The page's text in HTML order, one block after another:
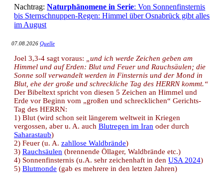
Nachtrag:Naturphänomene in Serie: Von Sonnenfinsternis
bis Sternschnuppen-Regen: Himmel über Osnabrück gibt alles
im August
07.08.2026 Quelle
Joel 3,3-4 sagt voraus:
„und ich werde Zeichen geben am
Himmel und auf Erden: Blut und Feuer und Rauchsäulen; die
Sonne soll verwandelt werden in Finsternis und der Mond in
Blut, ehe der große und schreckliche Tag des HERRN kommt.“
Der Bibeltext spricht von diesen 5 Zeichen an Himmel und
Erde vor Beginn vom „großen und schrecklichen“ Gerichts-
Tag des HERRN:
1) Blut (wird schon seit längerem weltweit in Kriegen
vergossen, aber u. A. auch Blutregen im Iran oder durch
Saharastaub)
2) Feuer (u. A. zahllose Waldbrände)
3) Rauchsäulen (brennende Öllager, Waldbrände etc.)
4) Sonnenfinsternis (u.A. sehr zeichenhaft in den USA 2024)
5) Blutmonde (gab es mehrere in den letzten Jahren)